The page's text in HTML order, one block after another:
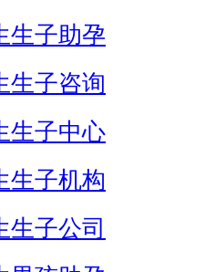
生子助孕
生子咨询
生子中心
生子机构
生子公司